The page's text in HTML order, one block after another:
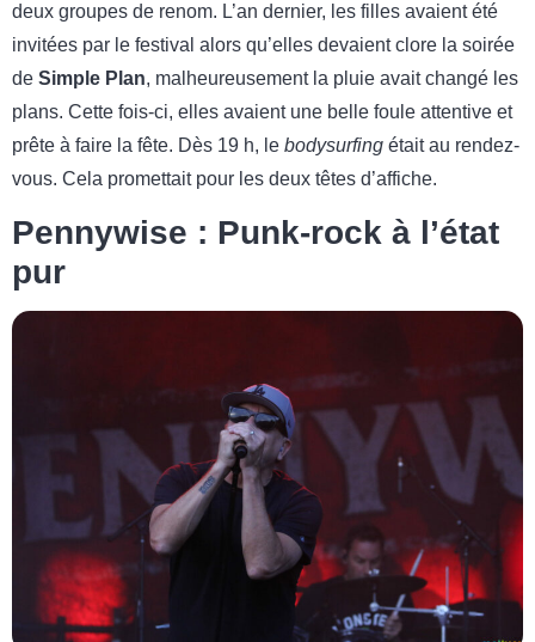
deux groupes de renom. L’an dernier, les filles avaient été
invitées par le festival alors qu’elles devaient clore la soirée
de Simple Plan, malheureusement la pluie avait changé les
plans. Cette fois-ci, elles avaient une belle foule attentive et
prête à faire la fête. Dès 19 h, le bodysurfing était au rendez-
vous. Cela promettait pour les deux têtes d’affiche.
Pennywise : Punk-rock à l’état
pur